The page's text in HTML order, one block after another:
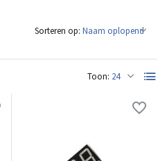
Toon:
Sorteren op: